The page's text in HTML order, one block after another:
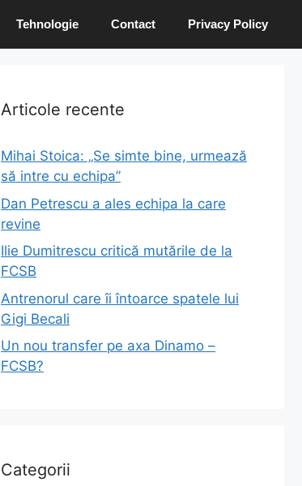
Tehnologie Contact Privacy Policy
Articole recente
Mihai Stoica: „Se simte bine, urmează
să intre cu echipa”
Dan Petrescu a ales echipa la care
revine
Ilie Dumitrescu critică mutările de la
FCSB
Antrenorul care îi întoarce spatele lui
Gigi Becali
Un nou transfer pe axa Dinamo –
FCSB?
Categorii